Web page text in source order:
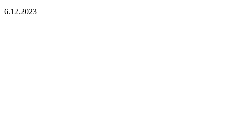
6.12.2023